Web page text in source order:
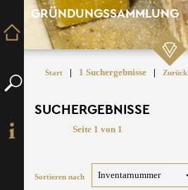
GRÜNDUNGSSAMMLUNG
Start | 1 Suchergebnisse | Zurück
SUCHERGEBNISSE
Seite 1 von 1
Sortieren nach